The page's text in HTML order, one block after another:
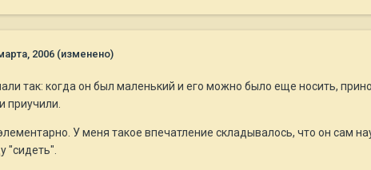
2006 (изменено)
так: когда он был маленький и его можно было еще носить,
приучили.
У меня такое впечатление складывалось, что он сам
"сидеть".